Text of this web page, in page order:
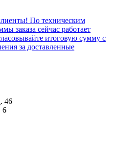
По техническим
заказа сейчас работает
итоговую сумму с
за доставленные
46
6